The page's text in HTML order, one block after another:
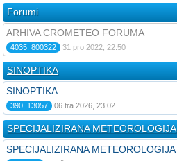
Forumi
ARHIVA CROMETEO FORUMA
4035, 800322 31 pro 2022, 22:50
SINOPTIKA
SINOPTIKA
390, 13057 06 tra 2026, 23:02
SPECIJALIZIRANA METEOROLOGIJA
SPECIJALIZIRANA METEOROLOGIJA